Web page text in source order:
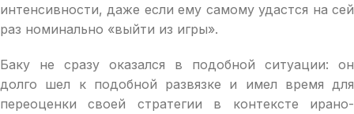
интенсивности, даже если ему самому удастся на сей
раз номинально «выйти из игры».
Баку не сразу оказался в подобной ситуации: он
долго шел к подобной развязке и имел время для
переоценки своей стратегии в контексте ирано-